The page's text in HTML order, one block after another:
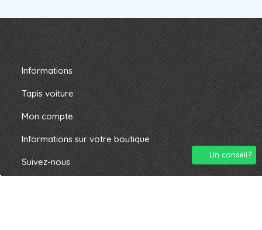
Informations
Tapis voiture
Mon compte
Informations sur votre boutique
Suivez-nous
Un conseil?